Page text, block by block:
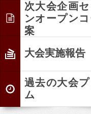
次大会企画セ
ンオープン
案
大会実施報告
過去の大会
ム